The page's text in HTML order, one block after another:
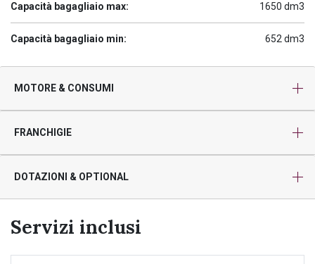
Capacità bagagliaio max: 1650 dm3
Capacità bagagliaio min: 652 dm3
MOTORE & CONSUMI
FRANCHIGIE
DOTAZIONI & OPTIONAL
Servizi inclusi